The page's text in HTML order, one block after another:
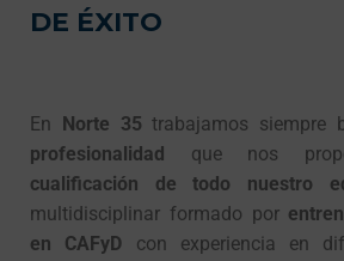
DE ÉXITO
En Norte 35 trabajamos siempre
profesionalidad que nos
cualificación de todo nuestro
multidisciplinar formado por
en CAFyD con experiencia en